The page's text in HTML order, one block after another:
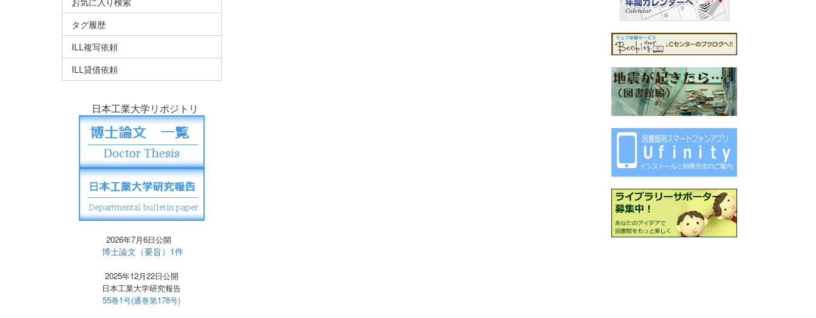
タグ履歴
ILL複写依頼
ILL貸借依頼
日本工業大学リポジトリ
2026年7月6日公開
博士論文（要旨）1件
2025年12月22日公開
日本工業大学研究報告
55巻1号(通巻第178号)